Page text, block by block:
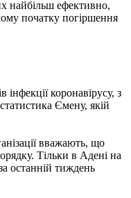
найбільш ефективно,
початку погіршення
коронавірусу, з
Ємену, якій
вважають, що
Тільки в Адені на
останній тиждень